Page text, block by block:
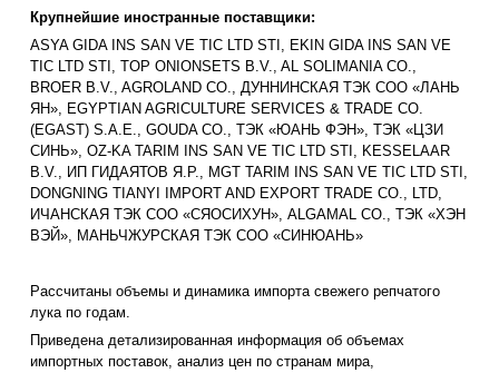
Крупнейшие иностранные поставщики:
ASYA GIDA INS SAN VE TIC LTD STI, EKIN GIDA INS SAN VE
TIC LTD STI, TOP ONIONSETS B.V., AL SOLIMANIA CO.,
BROER B.V., AGROLAND CO., ДУННИНСКАЯ ТЭК COO «ЛАНЬ
ЯН», EGYPTIAN AGRICULTURE SERVICES & TRADE CO.
(EGAST) S.A.E., GOUDA CO., ТЭК «ЮАНЬ ФЭН», ТЭК «ЦЗИ
СИНЬ», OZ-KA TARIM INS SAN VE TIC LTD STI, KESSELAAR
B.V., ИП ГИДАЯТОВ Я.Р., MGT TARIM INS SAN VE TIC LTD STI,
DONGNING TIANYI IMPORT AND EXPORT TRADE CO., LTD,
ИЧАНСКАЯ ТЭК СОО «СЯОСИХУН», ALGAMAL CO., ТЭК «ХЭН
ВЭЙ», МАНЬЧЖУРСКАЯ ТЭК СОО «СИНЮАНЬ»
Рассчитаны объемы и динамика импорта свежего репчатого
лука по годам.
Приведена детализированная информация об объемах
импортных поставок, анализ цен по странам мира,